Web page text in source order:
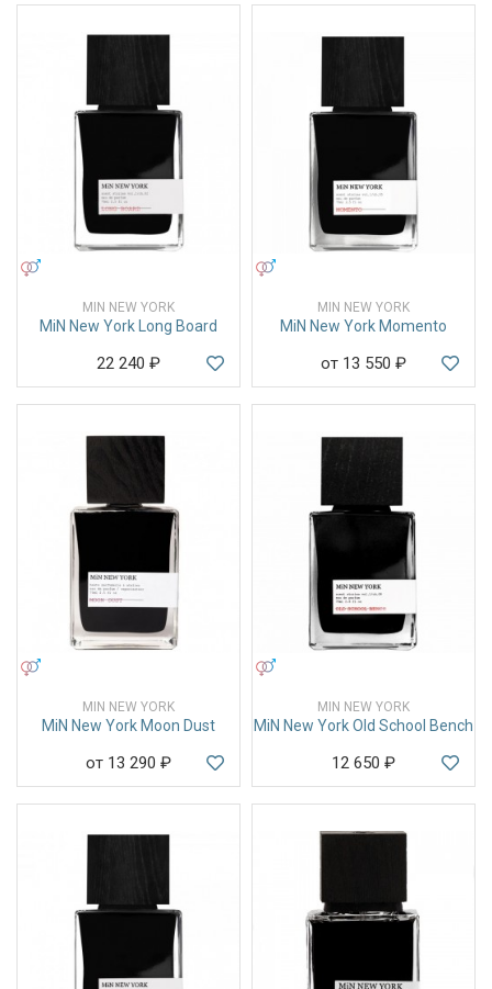
MIN NEW YORK
MiN New York Long Board
22 240 ₽
MIN NEW YORK
MiN New York Momento
от 13 550 ₽
MIN NEW YORK
MiN New York Moon Dust
от 13 290 ₽
MIN NEW YORK
MiN New York Old School Bench
12 650 ₽